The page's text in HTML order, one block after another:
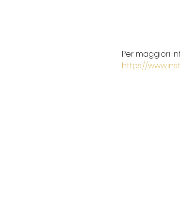
Per maggiori
https://